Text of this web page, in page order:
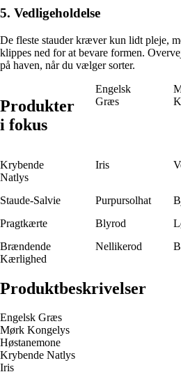
5. Vedligeholdelse
De fleste stauder kræver kun lidt pleje,
klippes ned for at bevare formen.
på haven, når du vælger sorter.
Produkter
i fokus
Engelsk
Græs
Krybende
Natlys
Iris
Staude-Salvie Purpursolhat
Pragtkærte
Blyrod
Brændende
Kærlighed
Nellikerod
Produktbeskrivelser
Engelsk Græs
Mørk Kongelys
Høstanemone
Krybende Natlys
Iris